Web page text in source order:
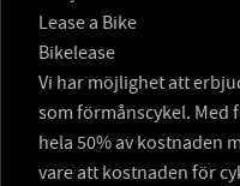
Lease a Bike
Bikelease
Vi har möjlighet att
som förmånscykel. Med
hela 50% av kostnaden
vare att kostnaden för